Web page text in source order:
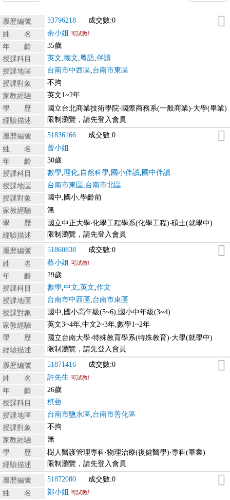
履歷編號 33796218
成交數:0
姓 名
余小姐 可試教!
年 齡
35歲
授課科目
英文,德文,粵語,伴讀
授課地區
台南市中西區,台南市東區
授課對象
不拘
家教經驗
英文1~2年
學 歷
國立台北商業技術學院‧國際商務系(一般商業)‧大學(畢業)
經驗描述
限制瀏覽，請先登入會員
履歷編號 51836166
成交數:0
姓 名
曾小姐
年 齡
30歲
授課科目
數學,理化, 自然科學, 國小伴讀, 國中伴讀
授課地區
台南市東區,台南市北區
授課對象
國中,國小,學齡前
家教經驗
無
學 歷
國立中正大學‧化學工程學系(化學工程)‧碩士(就學中)
經驗描述
限制瀏覽，請先登入會員
履歷編號 51860838
成交數:0
姓 名
蔡小姐 可試教!
年 齡
29歲
授課科目
數學,中文,英文,作文
授課地區
台南市中西區,台南市東區
授課對象
國中,國小高年級(5~6),國小中年級(3~4)
家教經驗
英文3~4年,中文2~3年,數學1~2年
學 歷
國立台南大學‧特殊教育學系(特殊教育)‧大學(就學中)
經驗描述
限制瀏覽，請先登入會員
履歷編號 51871416
成交數:0
姓 名
許先生 可試教!
年 齡
26歲
授課科目
棋藝
授課地區
台南市鹽水區,台南市善化區
授課對象
不拘
家教經驗
無
學 歷
樹人醫護管理專科‧物理治療(復健醫學)‧專科(畢業)
經驗描述
限制瀏覽，請先登入會員
履歷編號 51872080
成交數:0
姓 名
鄭小姐 可試教!